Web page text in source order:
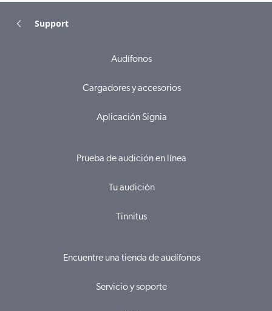
Support
Audífonos
Cargadores y accesorios
Aplicación Signia
Prueba de audición en línea
Tu audición
Tinnitus
Encuentre una tienda de audífonos
Servicio y soporte